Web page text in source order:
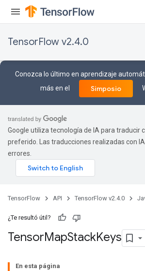
TensorFlow v2.4.0
Conozca lo último en aprendizaje
más en el
Simposio
Google utiliza tecnología de IA para traducir
preferido. Las traducciones realizadas con
errores.
TensorFlow API TensorFlow v2.4.0
¿Te resultó útil?
TensorMapStackKeys
En esta página